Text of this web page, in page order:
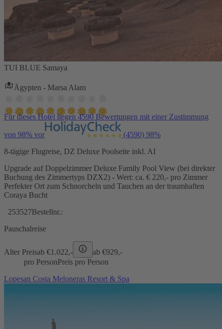
TUI BLUE Samaya
Ägypten - Marsa Alam
Für dieses Hotel liegen 4590 Bewertungen mit einer Zustimmung
von 98% vor (4590) 98%
8-tägige Flugreise, DZ Deluxe Poolseite inkl. AI
Upgrade auf Doppelzimmer Deluxe Family Pool View (bei direkter
Buchung des Zimmertyps DZX2) - Wert: ca. € 220,- pro Zimmer
Perfekter Ort zum Schnorcheln und Tauchen an der traumhaften
Coraya Bucht
253527Bestellnr.:
Pauschalreise
Alter Preisab €1.022,- ab €929,-
pro PersonPreis pro Person
Lopesan Costa Meloneras Resort & Spa